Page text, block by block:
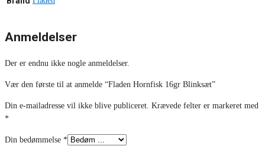
Anmeldelser
Der er endnu ikke nogle anmeldelser.
Vær den første til at anmelde “Fladen Hornfisk 16gr Blinksæt”
Din e-mailadresse vil ikke blive publiceret. Krævede felter er markeret med
*
Din bedømmelse *